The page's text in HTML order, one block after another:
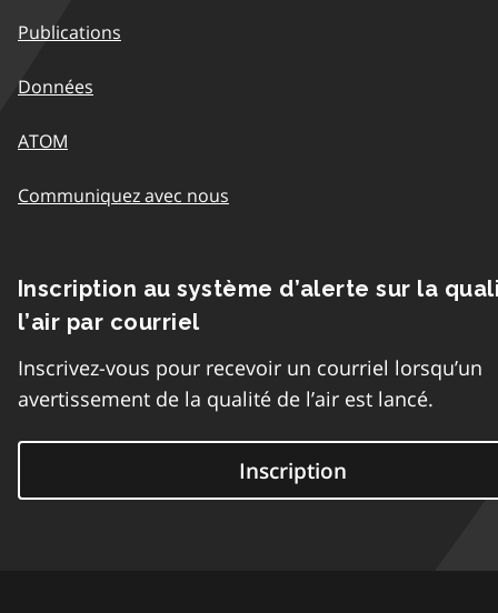
Publications
Données
ATOM
Communiquez avec nous
Inscription au système d’alerte sur la
l’air par courriel
Inscrivez-vous pour recevoir un courriel lorsqu’un
avertissement de la qualité de l’air est lancé.
Inscription